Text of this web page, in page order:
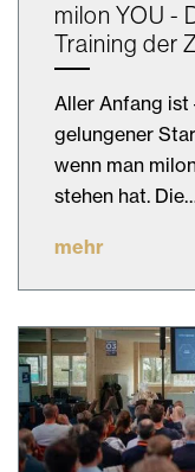
milon YOU -
Training der
Aller Anfang ist
gelungener
wenn man
stehen hat.
mehr